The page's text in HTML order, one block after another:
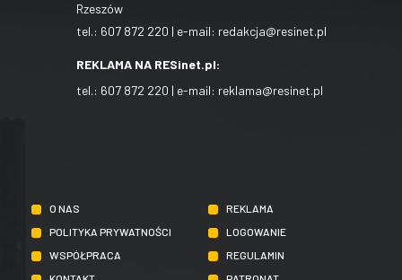
Rzeszów
tel.: 607 872 220 | e-mail: redakcja@resinet.pl
REKLAMA NA RESinet.pl:
tel.: 607 872 220 | e-mail: reklama@resinet.pl
O NAS
REKLAMA
POLITYKA PRYWATNOŚCI
LOGOWANIE
WSPÓŁPRACA
REGULAMIN